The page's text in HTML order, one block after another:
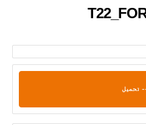
تحميل